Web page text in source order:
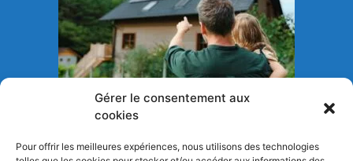
Gérer le consentement aux
cookies
Pour offrir les meilleures expériences, nous utilisons des technologies